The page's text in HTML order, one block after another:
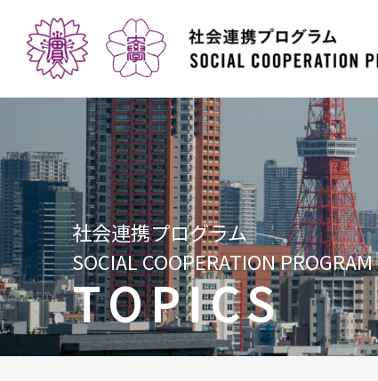
社会連携プログラム
SOCIAL COOPERATION PROGRAM
TOPICS